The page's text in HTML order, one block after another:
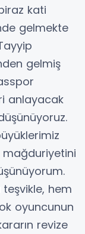
kati
gelmekte
gelmiş
anlayacak
mağduriyetini
hem
oyuncunun
revize